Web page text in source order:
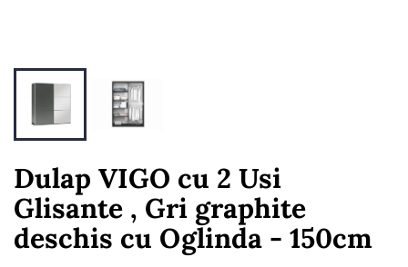
Dulap VIGO cu 2 Usi
Glisante , Gri graphite
deschis cu Oglinda - 150cm